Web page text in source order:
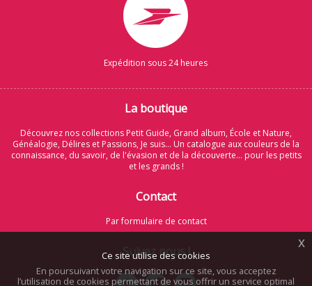
Ce site utilise des cookies
En poursuivant votre navigation sur ce site, vous acceptez
l’utilisation de cookies permettant de vous offrir un service optimal
x
Expédition sous 24 heures
La boutique
Découvrez nos collections Petit Guide, Grand album, École et Nature,
Généalogie, Délires et Passions, Je suis... Un catalogue aux couleurs de la
connaissance, du savoir, de l'évasion et de la découverte... pour les petits
et les grands !
Contact
Par formulaire de contact
Suivez nous !